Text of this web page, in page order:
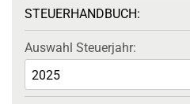
STEUERHANDBUCH:
Auswahl Steuerjahr: